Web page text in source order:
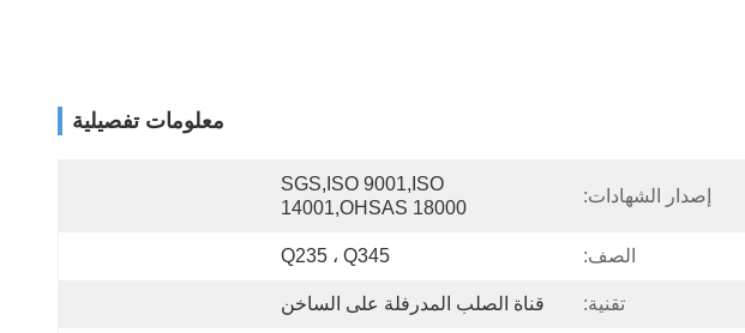
معلومات تفصيلية
إصدار الشهادات:
SGS,ISO 9001,ISO
14001,OHSAS 18000
الصف: Q235 ، Q345
تقنية: قناة الصلب المدرفلة على الساخن